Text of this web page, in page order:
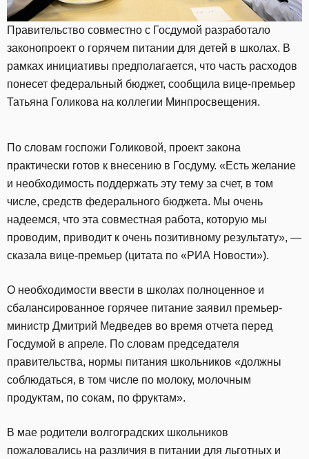
Правительство совместно с Госдумой разработало
законопроект о горячем питании для детей в школах. В
рамках инициативы предполагается, что часть расходов
понесет федеральный бюджет, сообщила вице-премьер
Татьяна Голикова на коллегии Минпросвещения.
По словам госпожи Голиковой, проект закона
практически готов к внесению в Госдуму. «Есть желание
и необходимость поддержать эту тему за счет, в том
числе, средств федерального бюджета. Мы очень
надеемся, что эта совместная работа, которую мы
проводим, приводит к очень позитивному результату», —
сказала вице-премьер (цитата по «РИА Новости»).
О необходимости ввести в школах полноценное и
сбалансированное горячее питание заявил премьер-
министр Дмитрий Медведев во время отчета перед
Госдумой в апреле. По словам председателя
правительства, нормы питания школьников «должны
соблюдаться, в том числе по молоку, молочным
продуктам, по сокам, по фруктам».
В мае родители волгоградских школьников
пожаловались на различия в питании для льготных и